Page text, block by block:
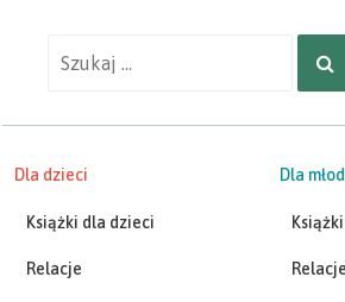
wyszukiwania
Dla dzieci
Książki dla dzieci
Relacje
Dla
Relacje